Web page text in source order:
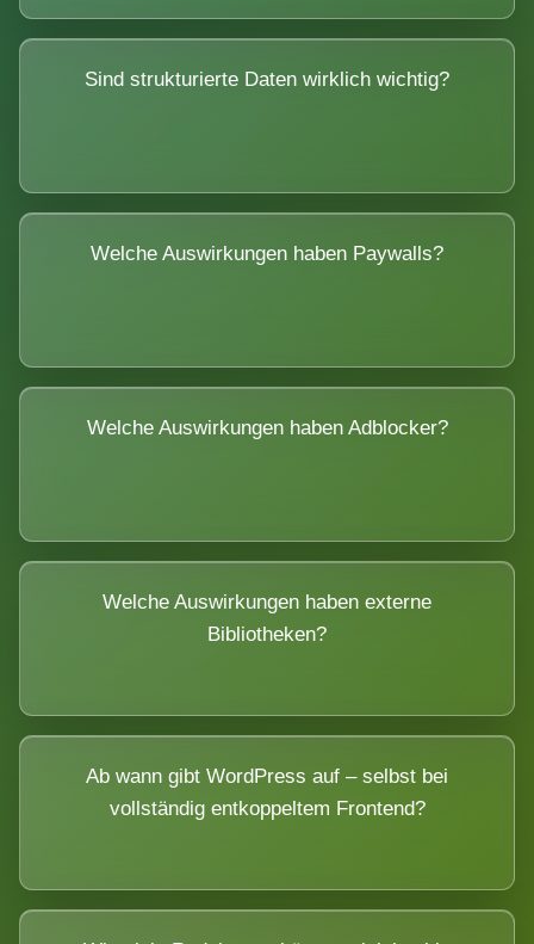
Sind strukturierte Daten wirklich wichtig?
Welche Auswirkungen haben Paywalls?
Welche Auswirkungen haben Adblocker?
Welche Auswirkungen haben externe
Bibliotheken?
Ab wann gibt WordPress auf – selbst bei
vollständig entkoppeltem Frontend?